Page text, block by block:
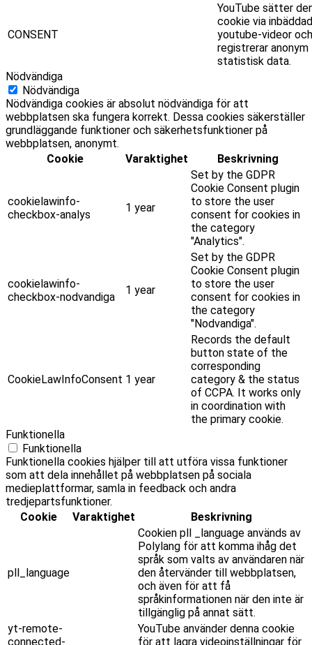
CONSENT
YouTube sätter
cookie via
youtube-videor och
registrerar anonym
statistisk data.
Nödvändiga
Nödvändiga
Nödvändiga cookies är absolut nödvändiga för att
webbplatsen ska fungera korrekt. Dessa cookies säkerställer
grundläggande funktioner och säkerhetsfunktioner på
webbplatsen, anonymt.
Cookie
Varaktighet Beskrivning
cookielawinfo-
checkbox-analys
1 year
Set by the GDPR
Cookie Consent plugin
to store the user
consent for cookies in
the category
"Analytics".
cookielawinfo-
checkbox-nodvandiga
1 year
Set by the GDPR
Cookie Consent plugin
to store the user
consent for cookies in
the category
"Nodvandiga".
CookieLawInfoConsent 1 year
Records the default
button state of the
corresponding
category & the status
of CCPA. It works only
in coordination with
the primary cookie.
Funktionella
Funktionella
Funktionella cookies hjälper till att utföra vissa funktioner
som att dela innehållet på webbplatsen på sociala
medieplattformar, samla in feedback och andra
tredjepartsfunktioner.
Cookie
Varaktighet Beskrivning
pll_language
Cookien pll _language används av
Polylang för att komma ihåg det
språk som valts av användaren när
den återvänder till webbplatsen,
och även för att få
språkinformationen när den inte är
tillgänglig på annat sätt.
yt-remote-
connected-
YouTube använder denna cookie
för att lagra videoinställningar för